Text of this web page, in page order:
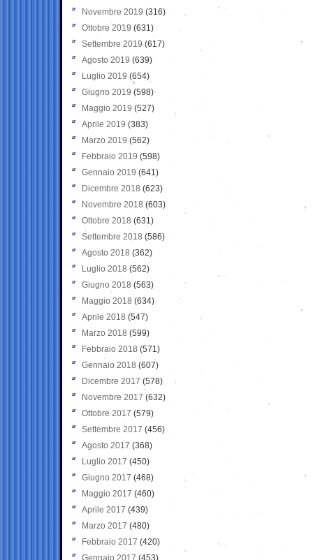
Novembre 2019 (316)
Ottobre 2019 (631)
Settembre 2019 (617)
Agosto 2019 (639)
Luglio 2019 (654)
Giugno 2019 (598)
Maggio 2019 (527)
Aprile 2019 (383)
Marzo 2019 (562)
Febbraio 2019 (598)
Gennaio 2019 (641)
Dicembre 2018 (623)
Novembre 2018 (603)
Ottobre 2018 (631)
Settembre 2018 (586)
Agosto 2018 (362)
Luglio 2018 (562)
Giugno 2018 (563)
Maggio 2018 (634)
Aprile 2018 (547)
Marzo 2018 (599)
Febbraio 2018 (571)
Gennaio 2018 (607)
Dicembre 2017 (578)
Novembre 2017 (632)
Ottobre 2017 (579)
Settembre 2017 (456)
Agosto 2017 (368)
Luglio 2017 (450)
Giugno 2017 (468)
Maggio 2017 (460)
Aprile 2017 (439)
Marzo 2017 (480)
Febbraio 2017 (420)
Gennaio 2017 (453)